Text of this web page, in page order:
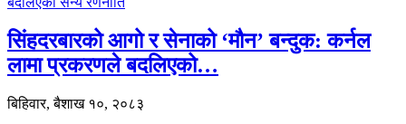
सिंहदरबारको आगो र सेनाको ‘मौन’ बन्दुक: कर्नल
लामा प्रकरणले बदलिएको…
बिहिवार, बैशाख १०, २०८३